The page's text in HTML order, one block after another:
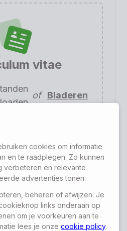
vitae
of Bladeren
cookies om informatie
en te raadplegen. Zo kunnen
verbeteren en relevante
advertenties tonen.
beheren of afwijzen. Je
links onderaan op
om je voorkeuren aan te
lees je onze cookie policy.